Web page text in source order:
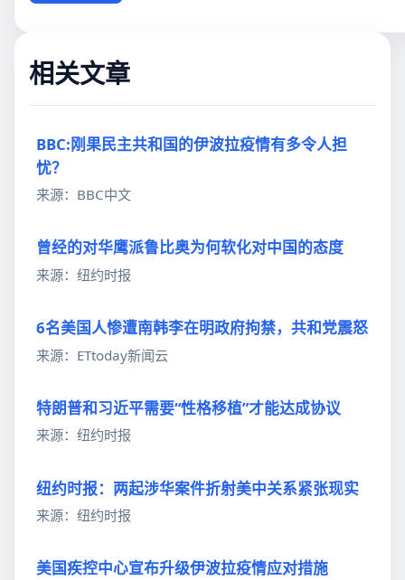
相关文章
BBC:刚果民主共和国的伊波拉疫情有多令人担
忧？
来源：BBC中文
曾经的对华鹰派鲁比奥为何软化对中国的态度
来源：纽约时报
6名美国人惨遭南韩李在明政府拘禁，共和党震怒
来源：ETtoday新闻云
特朗普和习近平需要“性格移植”才能达成协议
来源：纽约时报
纽约时报：两起涉华案件折射美中关系紧张现实
来源：纽约时报
美国疾控中心宣布升级伊波拉疫情应对措施